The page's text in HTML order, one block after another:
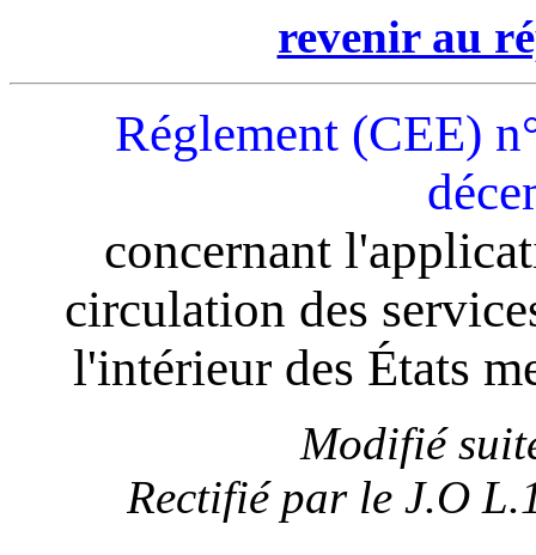
revenir au
Réglement (CEE)
concernant
circulation des
l'intérieur des États
Modifié
Rectifié par le J.O